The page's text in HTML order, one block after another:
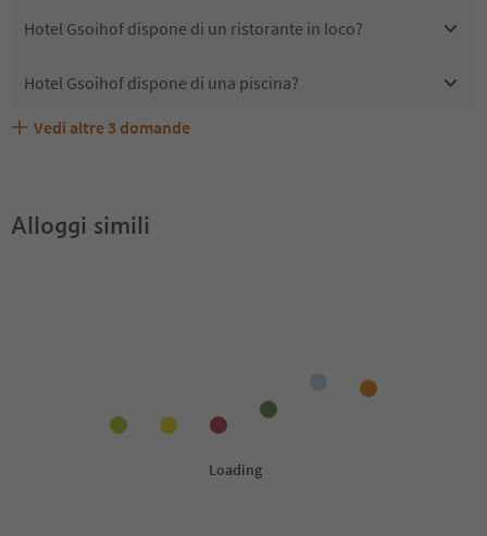
Hotel Gsoihof dispone di un ristorante in loco?
Hotel Gsoihof dispone di una piscina?
Hotel Gsoihof accetta animali domestici?
Quali servizi/attività sono disponibili presso Hotel
Gli ospiti di Hotel Gsoihof ricevono l'Alto Adige Guest
Vedi altre 3 domande
Alloggi simili